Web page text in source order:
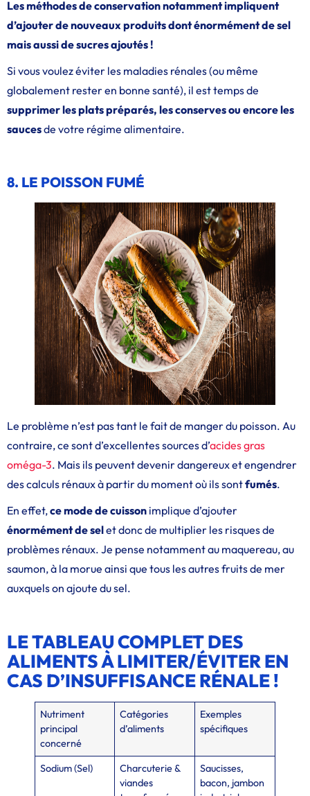
Les méthodes de conservation notamment impliquent
d’ajouter de nouveaux produits dont énormément de sel
mais aussi de sucres ajoutés !
Si vous voulez éviter les maladies rénales (ou même
globalement rester en bonne santé), il est temps de
supprimer les plats préparés, les conserves ou encore les
saucesde votre régime alimentaire.
8. LE POISSON FUMÉ
Le problème n’est pas tant le fait de manger du poisson. Au
contraire, ce sont d’excellentes sources d’acides gras
oméga-3. Mais ils peuvent devenir dangereux et engendrer
des calculs rénaux à partir du moment où ils sontfumés.
En effet,ce mode de cuisson implique d’ajouter
énormément de selet donc de multiplier les risques de
problèmes rénaux. Je pense notamment au maquereau, au
saumon, à la morue ainsi que tous les autres fruits de mer
auxquels on ajoute du sel.
LE TABLEAU COMPLET DES
ALIMENTS À LIMITER/ÉVITER EN
CAS D’INSUFFISANCE RÉNALE !
Nutriment
principal
concerné
Catégories
d’aliments
Exemples
spécifiques
Sodium (Sel)
Charcuterie &
viandes
Saucisses,
bacon, jambon